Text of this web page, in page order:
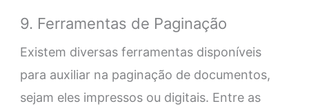
9. Ferramentas de Paginação
Existem diversas ferramentas disponíveis
para auxiliar na paginação de documentos,
sejam eles impressos ou digitais. Entre as